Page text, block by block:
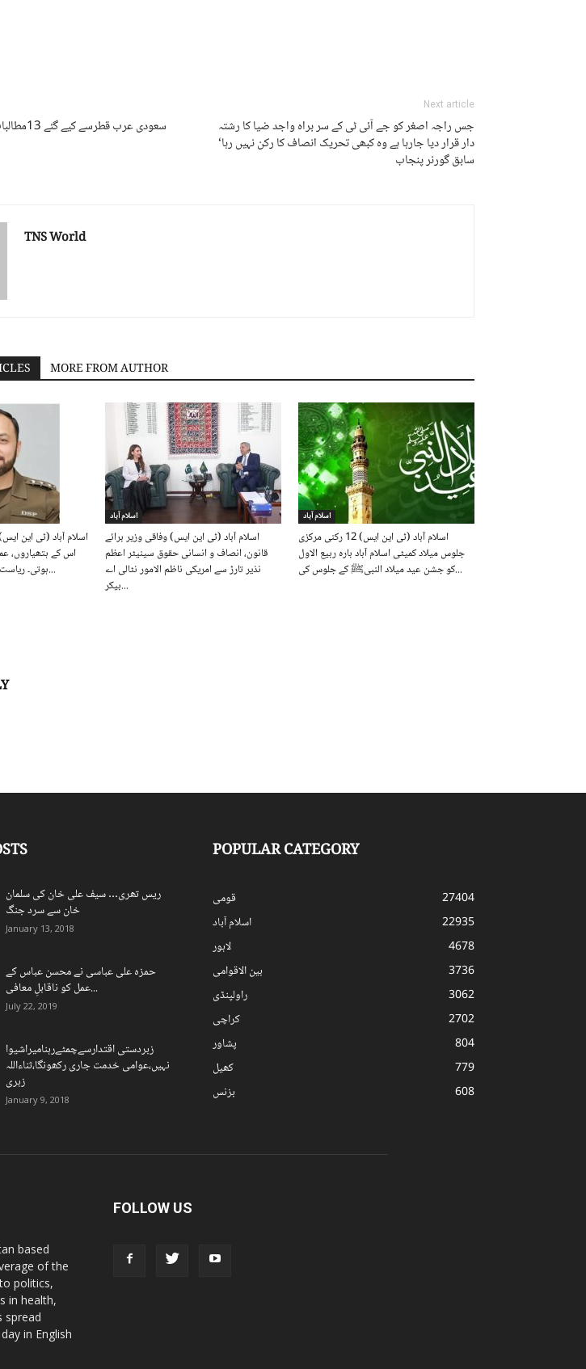
سعودی عرب
Next article
جس راجہ اصغر کو جے آئی ٹی کے سر براہ واجد ضیا کا رشتہ
دار قرار دیا جارہا ہے وہ کبھی تحریک انصاف کا رکن نہیں رہا‘
سابق گورنر پنجاب
TNS World
MORE FROM AUTHOR
اسلام آباد (ٹی این
اس کے ہتھیاروں،
ہوتی۔ ریاست کی اصل قوت وہ ادارے...
اسلام آباد
اسلام آباد (ٹی این ایس) وفاقی وزیر برائے
قانون، انصاف و انسانی حقوق سینیٹر اعظم
نذیر تارڑ سے امریکی ناظم الامور نٹالی اے
بیکر...
اسلام آباد
اسلام آباد (ٹی این ایس) 12 رکنی مرکزی
جلوس میلاد کمیٹی اسلام آباد بارہ ربیع الاول
کو جشن عید میلاد النبیﷺ کے جلوس کی...
ریس تھری… سیف علی خان کی سلمان
خان سے سرد جنگ
January 13, 2018
حمزہ علی عباسی نے محسن عباس کے
عمل کو ناقابلِ معافی...
July 22, 2019
زبردستی اقتدارسےچمٹےرہنامیراشیوا
نہیں،عوامی خدمت جاری رکھونگا،ثناءاللہ
زہری
January 9, 2018
POPULAR CATEGORY
قومی
27404
اسلام آباد
22935
لاہور
4678
بین الاقوامی
3736
راولپنڈی
3062
کراچی
2702
پشاور
804
کھیل
779
بزنس
608
based
of the
politics,
in health,
spread
in English
FOLLOW US